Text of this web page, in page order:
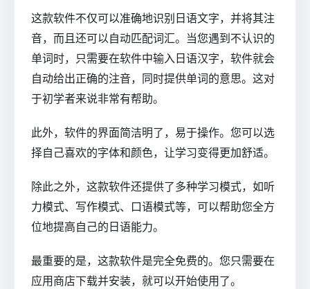
这款软件不仅可以准确地识别日语文字，并将其注
音，而且还可以自动匹配词汇。当您遇到不认识的
单词时，只需要在软件中输入日语汉字，软件就会
自动给出正确的注音，同时提供单词的意思。这对
于初学者来说非常有帮助。
此外，软件的界面简洁明了，易于操作。您可以选
择自己喜欢的字体和颜色，让学习变得更加舒适。
除此之外，这款软件还提供了多种学习模式，如听
力模式、写作模式、口语模式等，可以帮助您全方
位地提高自己的日语能力。
最重要的是，这款软件是完全免费的。您只需要在
应用商店下载并安装，就可以开始使用了。